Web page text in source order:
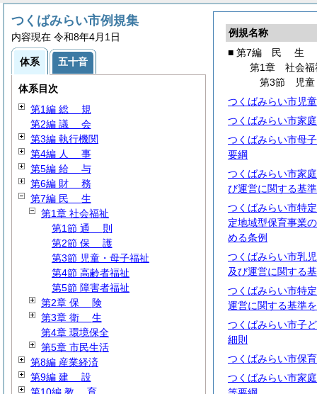
例規名称
■ 第7編
民 生
第1章 社会福
第3節 児童
つくばみらい市児
つくばみらい市家
つくばみらい市母
要綱
つくばみらい市家
び運営に関する基
つくばみらい市特
定地域型保育事業
める条例
つくばみらい市乳
及び運営に関する
つくばみらい市特
運営に関する基準
つくばみらい市子
細則
つくばみらい市保
つくばみらい市家
つくばみらい市例規集
内容現在 令和8年4月1日
体系 五十音
体系目次
第1編 総 規
第2編 議 会
第3編 執行機関
第4編 人 事
第5編 給 与
第6編 財 務
第7編 民 生
第1章 社会福祉
第1節 通 則
第2節 保 護
第3節 児童・母子福祉
第4節 高齢者福祉
第5節 障害者福祉
第2章 保
険
第3章 衛 生
第4章 環境保全
第5章 市民生活
第8編 産業経済
第9編 建 設